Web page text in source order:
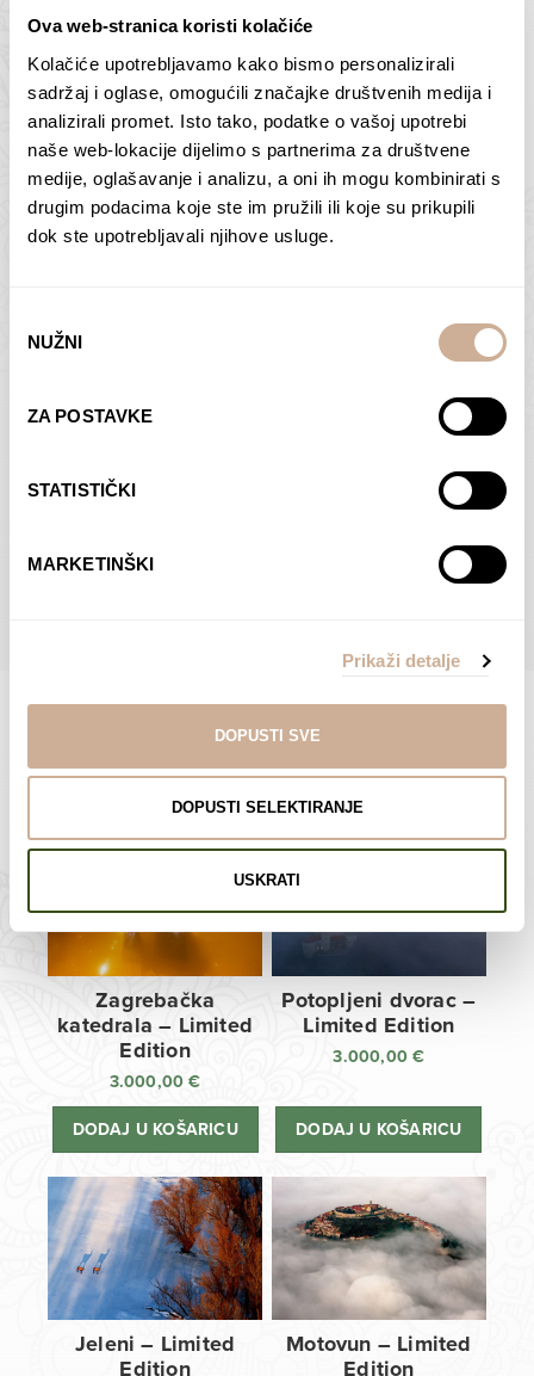
Ova web-stranica koristi kolačiće
Kolačiće upotrebljavamo kako bismo personalizirali
sadržaj i oglase, omogućili značajke društvenih medija i
analizirali promet. Isto tako, podatke o vašoj upotrebi
naše web-lokacije dijelimo s partnerima za društvene
medije, oglašavanje i analizu, a oni ih mogu kombinirati s
drugim podacima koje ste im pružili ili koje su prikupili
dok ste upotrebljavali njihove usluge.
pristanka
NUŽNI
ZA POSTAVKE
STATISTIČKI
MARKETINŠKI
Prikaži detalje
DOPUSTI SVE
DOPUSTI SELEKTIRANJE
USKRATI
Butan – ljudi 2
75,00€ – 138,00€Raspon
cijena:
od
75,00 €
138,00 €
ODABERI OPCIJE
Antarktika – krajolik
2
75,00€ – 138,00€Raspon
cijena:
od
ODABERI OPCIJE
Dolac
ODABERI OPCIJE
Moreškanti – sjena
€Raspon
od
75,00 €
do
138,00 €
ODABERI OPCIJE
POGLEDAJTE SVE PROIZVODE U OVOJ KATEGORIJI
Limited Edition Fotografije
Zagrebačka
katedrala – Limited
Edition
3.000,00€
DODAJ U KOŠARICU
Potopljeni dvorac –
Limited Edition
3.000,00€
DODAJ U KOŠARICU
Jeleni – Limited
Edition
Motovun – Limited
Edition